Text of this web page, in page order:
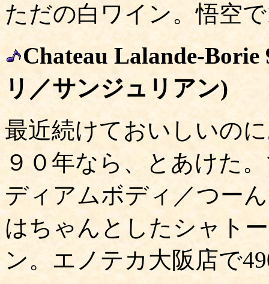
ただの白ワイン。悟空
Chateau Lalande-
リ／サンジュリアン)
最近続けておいしいの
９０年なら、とあけた
ディアムボディ／つー
はちゃんとしたシャト
ン。エノテカ大阪店で